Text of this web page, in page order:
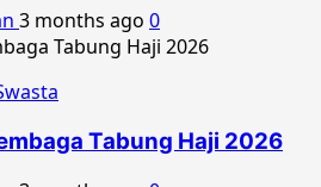
3 months ago 0
Tabung Haji 2026